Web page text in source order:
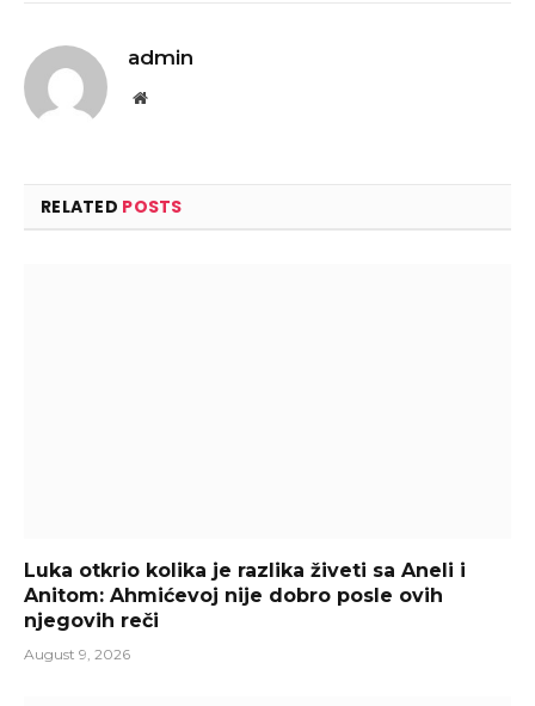
admin
Website
RELATED POSTS
Luka otkrio kolika je razlika živeti sa Aneli i
Anitom: Ahmićevoj nije dobro posle ovih
njegovih reči
August 9, 2026